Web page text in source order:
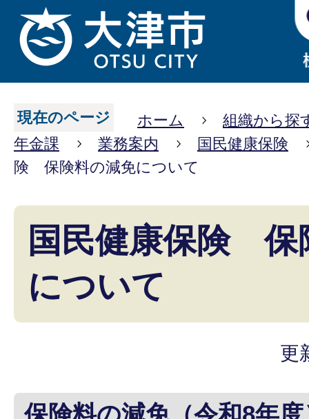
現在のページ ホーム
組織から探
年金課
業務案内
国民健康保険
険 保険料の減免について
国民健康保険 保
について
更
保険料の減免（令和8年度